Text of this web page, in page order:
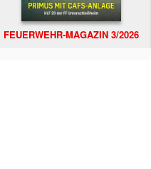
FEUERWEHR-MAGAZIN 3/2026